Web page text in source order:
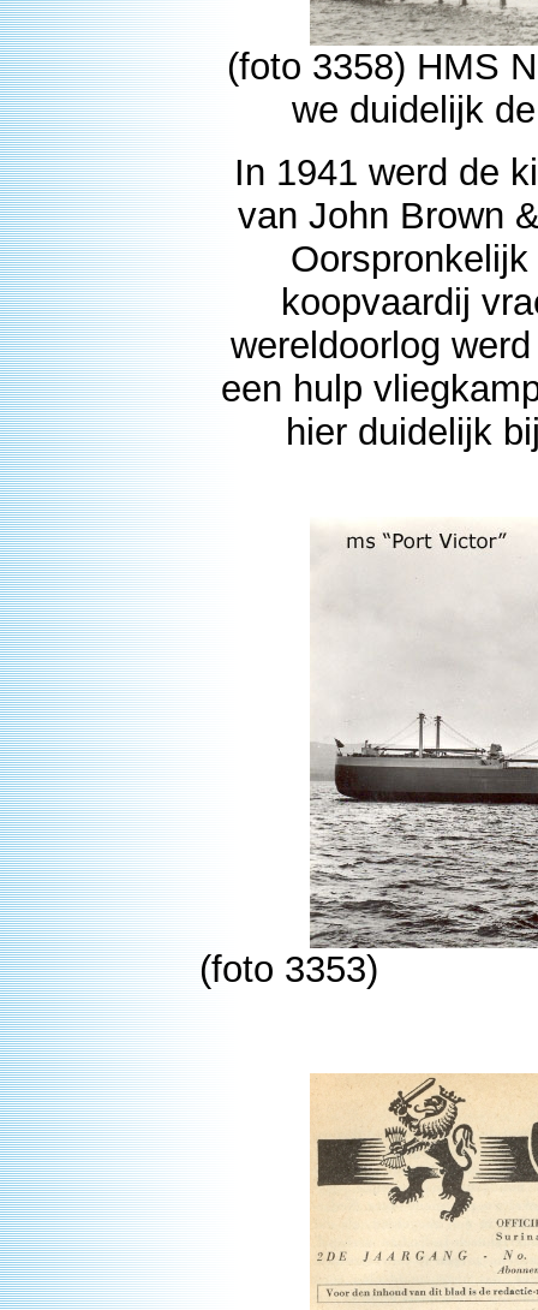
(foto 3358) HMS
we duidelijk
In 1941 werd de
van John Brown
koopvaardij
wereldoorlog
een hulp
hier duidelijk
(foto 3353)